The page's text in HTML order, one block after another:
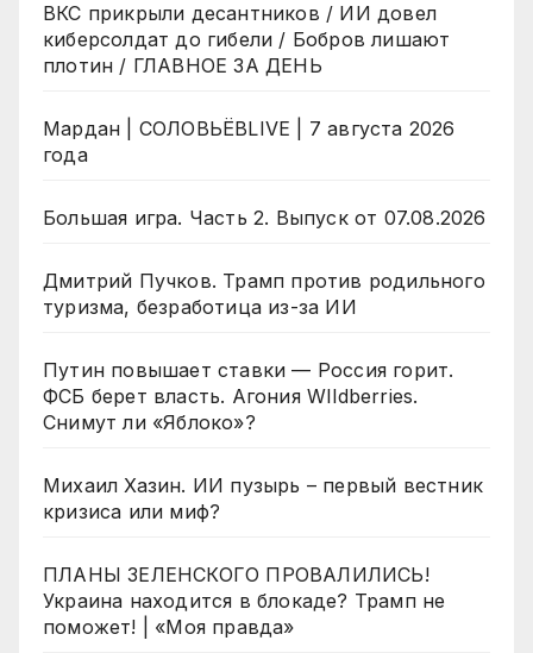
ВКС прикрыли десантников / ИИ довел
киберсолдат до гибели / Бобров лишают
плотин / ГЛАВНОЕ ЗА ДЕНЬ
Мардан | СОЛОВЬЁВLIVE | 7 августа 2026
года
Большая игра. Часть 2. Выпуск от 07.08.2026
Дмитрий Пучков. Трамп против родильного
туризма, безработица из-за ИИ
Путин повышает ставки — Россия горит.
ФСБ берет власть. Агония WIldberries.
Снимут ли «Яблоко»?
Михаил Хазин. ИИ пузырь – первый вестник
кризиса или миф?
ПЛАНЫ ЗЕЛЕНСКОГО ПРОВАЛИЛИСЬ!
Украина находится в блокаде? Трамп не
поможет! | «Моя правда»